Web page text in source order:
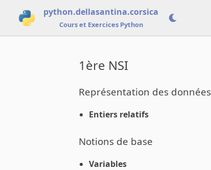
python.dellasantina.corsica
Cours et Exercices Python
1ère NSI
Représentation des données
Entiers relatifs
Notions de base
Variables